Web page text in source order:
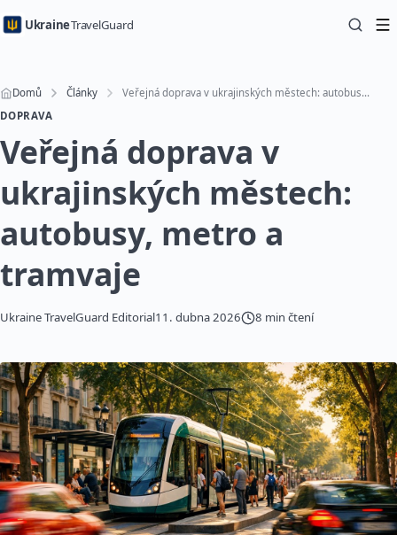
UkraineTravelGuard
Domů Články
Veřejná doprava v ukrajinských městech: autobusy, metro a tramvaje
DOPRAVA
Veřejná doprava v
ukrajinských městech:
autobusy, metro a
tramvaje
Ukraine TravelGuard Editorial11. dubna 2026 8 min čtení